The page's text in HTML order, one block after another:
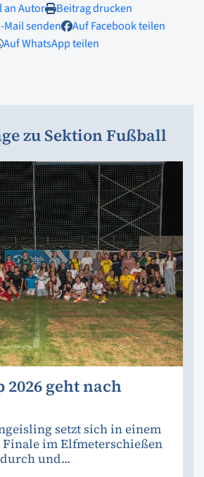
an Autor
Beitrag drucken
senden
Auf Facebook teilen
Auf WhatsApp teilen
zu Sektion Fußball
2026 geht nach
setzt sich in einem
im Elfmeterschießen
und...